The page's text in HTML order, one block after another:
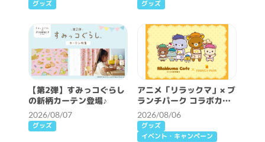
グッズ グッズ
【第2弾】すみっコぐらし
の新柄カーテン登場♪
2026/08/07
グッズ
アニメ「リラックマ」× ブ
ランチパーク コラボカフ
ェ開催決定！
2026/08/06
グッズ
イベント・キャンペーン